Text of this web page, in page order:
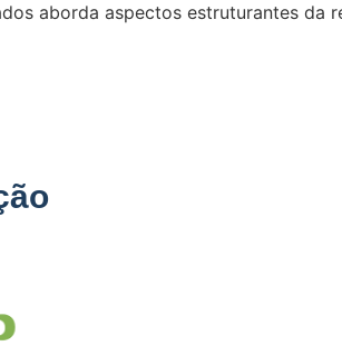
aborda aspectos estruturantes